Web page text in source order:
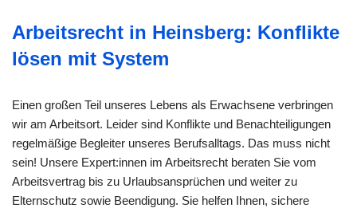
Arbeitsrecht in Heinsberg: Konflikte
lösen mit System
Einen großen Teil unseres Lebens als Erwachsene verbringen
wir am Arbeitsort. Leider sind Konflikte und Benachteiligungen
regelmäßige Begleiter unseres Berufsalltags. Das muss nicht
sein! Unsere Expert:innen im Arbeitsrecht beraten Sie vom
Arbeitsvertrag bis zu Urlaubsansprüchen und weiter zu
Elternschutz sowie Beendigung. Sie helfen Ihnen, sichere